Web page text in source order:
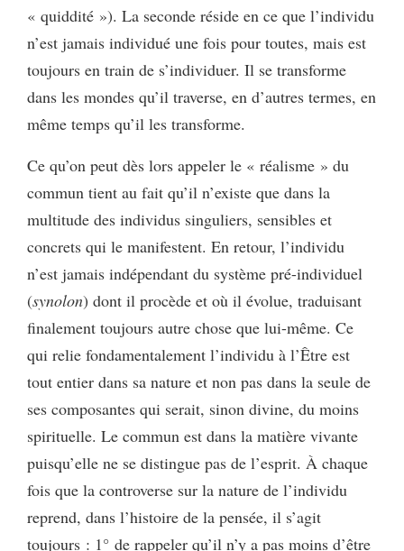
« quiddité »). La seconde réside en ce que l’individu
n’est jamais individué une fois pour toutes, mais est
toujours en train de s’individuer. Il se transforme
dans les mondes qu’il traverse, en d’autres termes, en
même temps qu’il les transforme.
Ce qu’on peut dès lors appeler le « réalisme » du
commun tient au fait qu’il n’existe que dans la
multitude des individus singuliers, sensibles et
concrets qui le manifestent. En retour, l’individu
n’est jamais indépendant du système pré-individuel
(synolon) dont il procède et où il évolue, traduisant
finalement toujours autre chose que lui-même. Ce
qui relie fondamentalement l’individu à l’Être est
tout entier dans sa nature et non pas dans la seule de
ses composantes qui serait, sinon divine, du moins
spirituelle. Le commun est dans la matière vivante
puisqu’elle ne se distingue pas de l’esprit. À chaque
fois que la controverse sur la nature de l’individu
reprend, dans l’histoire de la pensée, il s’agit
toujours : 1° de rappeler qu’il n’y a pas moins d’être